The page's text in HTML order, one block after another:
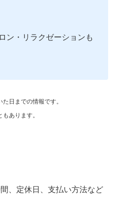
ン・リラクゼーションも
日までの情報です。
あります。
、定休日、支払い方法など